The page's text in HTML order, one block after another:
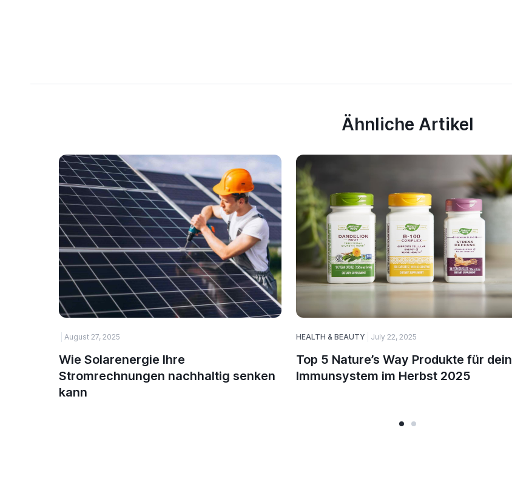
Ähnliche Artikel
August 27, 2025
Wie Solarenergie Ihre
Stromrechnungen nachhaltig senken
kann
HEALTH & BEAUTY July 22, 2025
Top 5 Nature’s Way Produkte für dein
Immunsystem im Herbst 2025